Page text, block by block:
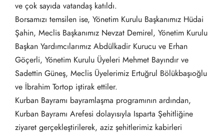
ve çok sayıda vatandaş katıldı.
Borsamızı temsilen ise, Yönetim Kurulu Başkanımız Hüdai
Şahin, Meclis Başkanımız Nevzat Demirel, Yönetim Kurulu
Başkan Yardımcılarımız Abdülkadir Kurucu ve Erhan
Göçerli, Yönetim Kurulu Üyeleri Mehmet Bayındır ve
Sadettin Güneş, Meclis Üyelerimiz Ertuğrul Bölükbaşıoğlu
ve İbrahim Tortop iştirak ettiler.
Kurban Bayramı bayramlaşma programının ardından,
Kurban Bayramı Arefesi dolayısıyla Isparta Şehitliğine
ziyaret gerçekleştirilerek, aziz şehitlerimiz kabirleri